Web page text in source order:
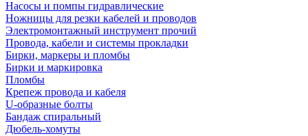
Насосы и помпы гидравлические
Ножницы для резки кабелей и проводов
Электромонтажный инструмент прочий
Провода, кабели и системы прокладки
Бирки, маркеры и пломбы
Бирки и маркировка
Пломбы
Крепеж провода и кабеля
U-образные болты
Бандаж спиральный
Дюбель-хомуты